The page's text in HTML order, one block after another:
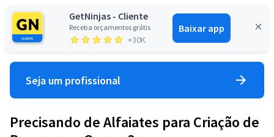
GetNinjas - Cliente
Receba orçamentos grátis
+30K
Baixar app
Entrar
Seja um profissional
Precisando de Alfaiates para Criação de